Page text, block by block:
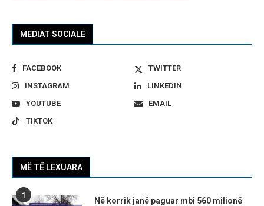
MEDIAT SOCIALE
FACEBOOK
TWITTER
INSTAGRAM
LINKEDIN
YOUTUBE
EMAIL
TIKTOK
MË TË LEXUARA
1
Në korrik janë paguar mbi 560 milionë